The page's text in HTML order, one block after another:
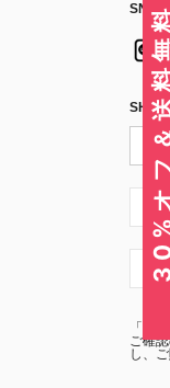
SNS
JP
JP
「
ご確
し、
30%オ